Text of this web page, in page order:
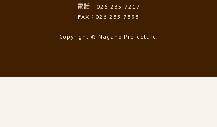
電話：026-235-7217
FAX：026-235-7393
Copyright © Nagano Prefecture.